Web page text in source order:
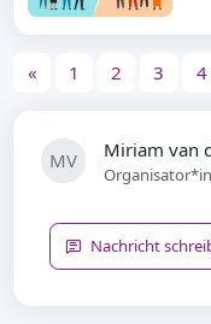
« 1 2 3 4
MV Miriam van
Organisator*in
Nachricht